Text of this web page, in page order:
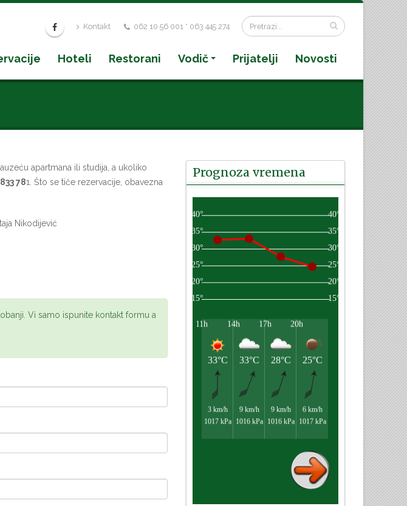
Kontakt 062 10 56 001 * 063 445 274
Hoteli Restorani Vodič Prijatelji Novosti
apartmana ili studija, a ukoliko
781. Što se tiče rezervacije, obavezna
Nikodijević
Vi samo ispunite kontakt formu a
Prognoza vremena